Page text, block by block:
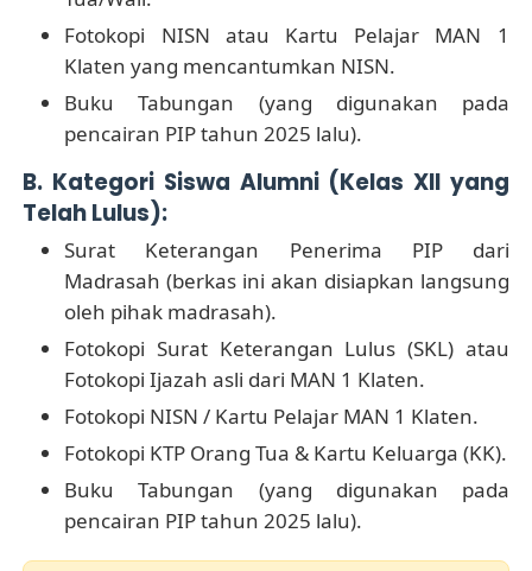
Fotokopi NISN atau Kartu Pelajar MAN 1
Klaten yang mencantumkan NISN.
Buku Tabungan (yang digunakan pada
pencairan PIP tahun 2025 lalu).
B. Kategori Siswa Alumni (Kelas XII yang
Telah Lulus):
Surat Keterangan Penerima PIP dari
Madrasah (berkas ini akan disiapkan langsung
oleh pihak madrasah).
Fotokopi Surat Keterangan Lulus (SKL) atau
Fotokopi Ijazah asli dari MAN 1 Klaten.
Fotokopi NISN / Kartu Pelajar MAN 1 Klaten.
Fotokopi KTP Orang Tua & Kartu Keluarga (KK).
Buku Tabungan (yang digunakan pada
pencairan PIP tahun 2025 lalu).